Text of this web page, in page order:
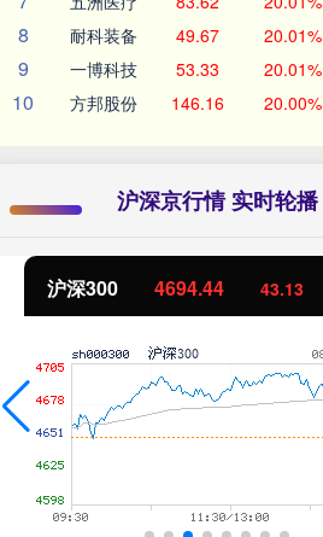
8 耐科装备 49.67 20.01%
9 一博科技 53.33 20.01%
10 方邦股份 146.16 20.00%
沪深京行情 实时轮播
沪深300 4694.44 43.13